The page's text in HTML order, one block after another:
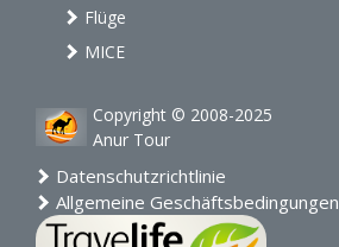
Flüge
MICE
Copyright © 2008-2025
Anur Tour
Datenschutzrichtlinie
Allgemeine Geschäftsbedingungen